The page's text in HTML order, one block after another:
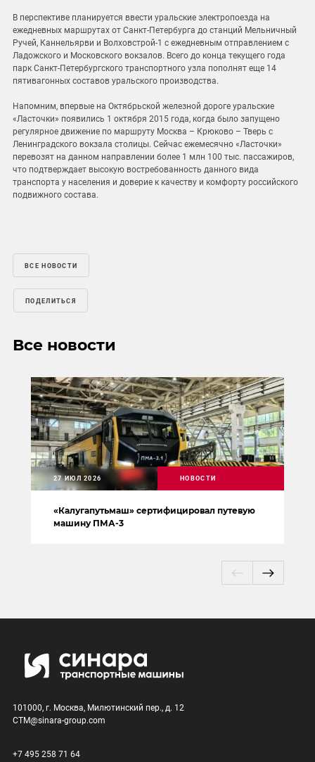
В перспективе планируется ввести уральские электропоезда на
ежедневных маршрутах от Санкт-Петербурга до станций Мельничный
Ручей, Каннельярви и Волховстрой-1 с ежедневным отправлением с
Ладожского и Московского вокзалов. Всего до конца текущего года
парк Санкт-Петербургского транспортного узла пополнят еще 14
пятивагонных составов уральского производства.
Напомним, впервые на Октябрьской железной дороге уральские
«Ласточки» появились 1 октября 2015 года, когда было запущено
регулярное движение по маршруту Москва – Крюково – Тверь с
Ленинградского вокзала столицы. Сейчас ежемесячно «Ласточки»
перевозят на данном направлении более 1 млн 100 тыс. пассажиров,
что подтверждает высокую востребованность данного вида
транспорта у населения и доверие к качеству и комфорту российского
подвижного состава.
ВСЕ НОВОСТИ
ПОДЕЛИТЬСЯ
Все новости
«Калугапутьмаш» сертифицировал путевую
машину ПМА-3
27 ИЮЛ 2026 НОВОСТИ
101000, г. Москва, Милютинский пер., д. 12
CTM@sinara-group.com
+7 495 258 71 64